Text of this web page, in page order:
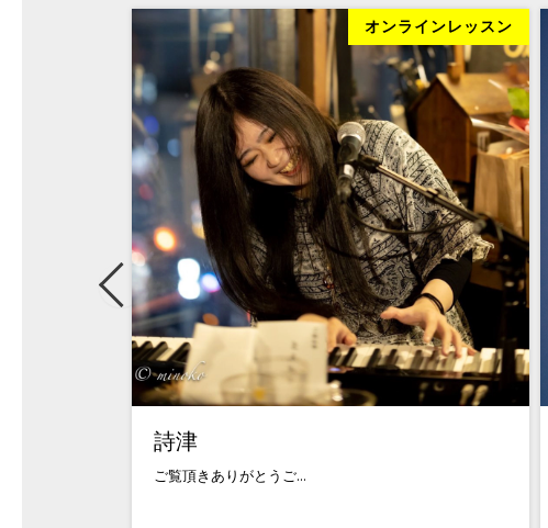
オンラインレッスン
詩津
ご覧頂きありがとうご...